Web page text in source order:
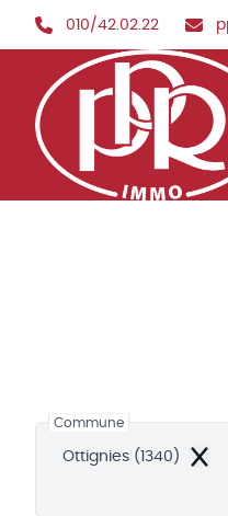
Aller au contenu principal
010/42.02.22
Commune
Ottignies (1340)